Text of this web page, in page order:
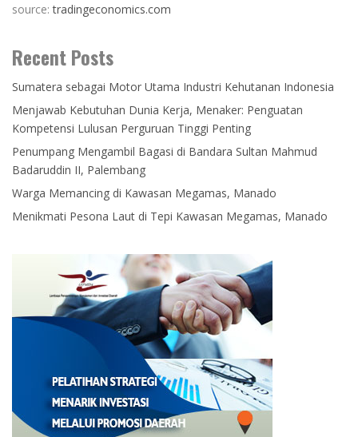
source:tradingeconomics.com
Recent Posts
Sumatera sebagai Motor Utama Industri Kehutanan Indonesia
Menjawab Kebutuhan Dunia Kerja, Menaker: Penguatan
Kompetensi Lulusan Perguruan Tinggi Penting
Penumpang Mengambil Bagasi di Bandara Sultan Mahmud
Badaruddin II, Palembang
Warga Memancing di Kawasan Megamas, Manado
Menikmati Pesona Laut di Tepi Kawasan Megamas, Manado